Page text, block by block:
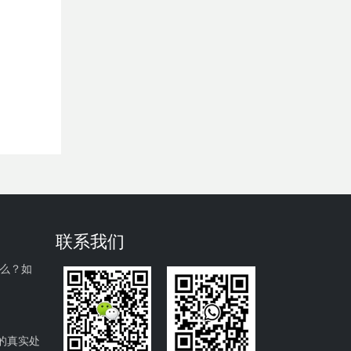
？如
真实处
联系我们